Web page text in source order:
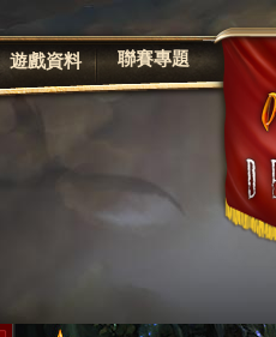
遊戲資料 聯賽專題